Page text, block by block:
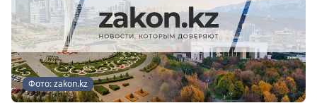
Фото: zakon.kz